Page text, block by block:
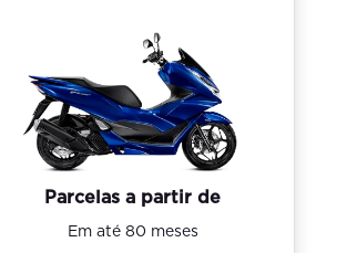
Parcelas a partir de
Em até 80 meses